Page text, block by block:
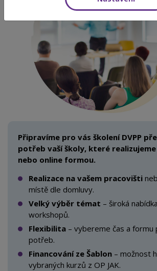
Připravíme pro vás školení DVPP
potřeb vaší školy, které
nebo online formou.
Realizace na vašem pracovišti
místě dle domluvy.
Velký výběr témat – široká
workshopů.
Flexibilita – vybereme čas a formu
potřeb.
Financování ze Šablon – možnost
vybraných kurzů z OP JAK.